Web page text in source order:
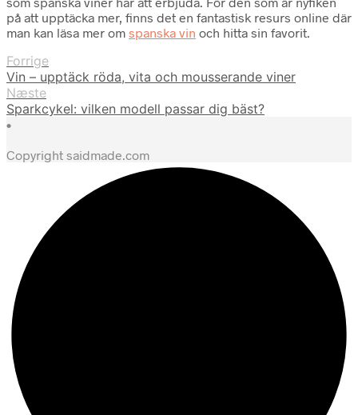
på att upptäcka mer, finns det en fantastisk resurs online där
man kan läsa mer om spanska vin och hitta sin favorit.
Forrige
Vin – upptäck röda, vita och mousserande viner
Næste
Sparkcykel: vilken modell passar dig bäst?
•
Copyright saidmade.com